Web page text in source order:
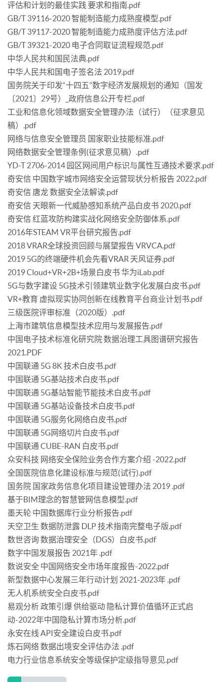
评估和计划的最佳实践 要求和指南.pdf
GB/T 39116-2020 智能制造能力成熟度模型.pdf
GB/T 39117-2020 智能制造能力成熟度评估方法.pdf
GB/T 39321-2020 电子合同取证流程规范.pdf
中华人民共和国民法典.pdf
中华人民共和国电子签名法 2019.pdf
国务院关于印发“十四五”数字经济发展规划的通知（国发
〔2021〕29号）_政府信息公开专栏.pdf
工业和信息化领域数据安全管理办法（试行）（征求意见
稿）.pdf
网络与信息安全管理员 国家职业技能标准.pdf
网络数据安全管理条例(征求意见稿）.pdf
YD-T 2706-2014 园区网间用户标识与属性互通技术要求.pdf
奇安信 中国数字城市网络安全运营现状分析报告 2022.pdf
奇安信 唐龙 数据安全法解读.pdf
奇安信 天眼新一代威胁感知系统产品白皮书 2020.pdf
奇安信 红蓝攻防构建实战化网络安全防御体系.pdf
2016年STEAM VR平台研究报告.pdf
2018 VRAR全球投资回顾与展望报告 VRVCA.pdf
2019 5G的终端硬件机会先看VRAR 天风证券.pdf
2019 Cloud+VR+2B+场景白皮书 华为iLab.pdf
5G与数字建设 5G技术引领建筑业数字化发展白皮书.pdf
VR+教育 虚拟现实协同创新在线教育平台商业计划书.pdf
三级医院评审标准（2020版）.pdf
上海市建筑信息模型技术应用与发展报告.pdf
中国电子技术标准化研究院 数据治理工具图谱研究报告
2021.PDF
中国联通 5G 8K 技术白皮书.pdf
中国联通 5G基站技术白皮书.pdf
中国联通 5G基站智能节能技术白皮书.pdf
中国联通 5G基站设备技术白皮书.pdf
中国联通 5G服务化网络白皮书.pdf
中国联通 5G网络切片白皮书.pdf
中国联通 CUBE-RAN 白皮书.pdf
众安科技 网络安全保险业务合作方案介绍 -2022.pdf
全国医院信息化建设标准与规范(试行).pdf
国务院 国家政务信息化项目建设管理办法 2019 .pdf
基于BIM理念的智慧管网信息模型.pdf
墨天轮 中国数据库行业分析报告.pdf
天空卫生 数据防泄露 DLP 技术指南完整电子版.pdf
数世咨询 数据治理安全（DGS）白皮书.pdf
数字中国发展报告 2021年 .pdf
数说安全 中国网络安全市场年度报告-2022.pdf
新型数据中心发展三年行动计划 2021-2023年 .pdf
无人机系统安全白皮书.pdf
易观分析 政策引爆 供给驱动 隐私计算价值循环正式启
动-2022年中国隐私计算市场分析.pdf
永安在线 API安全建设白皮书.pdf
炼石网络 数据出境安全评估办法 .pdf
电力行业信息系统安全等级保护定级指导意见.pdf